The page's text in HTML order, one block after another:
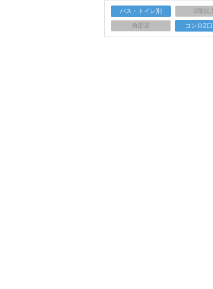
バス・トイレ別 2階以
角部屋 コンロ2